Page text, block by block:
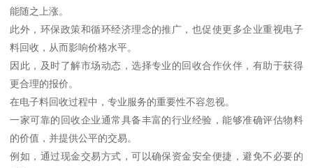
能随之上涨。
此外，环保政策和循环经济理念的推广，也促使更多企业重视电子
料回收，从而影响价格水平。
因此，及时了解市场动态，选择专业的回收合作伙伴，有助于获得
更合理的报价。
在电子料回收过程中，专业服务的重要性不容忽视。
一家可靠的回收企业通常具备丰富的行业经验，能够准确评估物料
的价值，并提供公平的交易。
例如，通过现金交易方式，可以确保资金安全便捷，避免不必要的